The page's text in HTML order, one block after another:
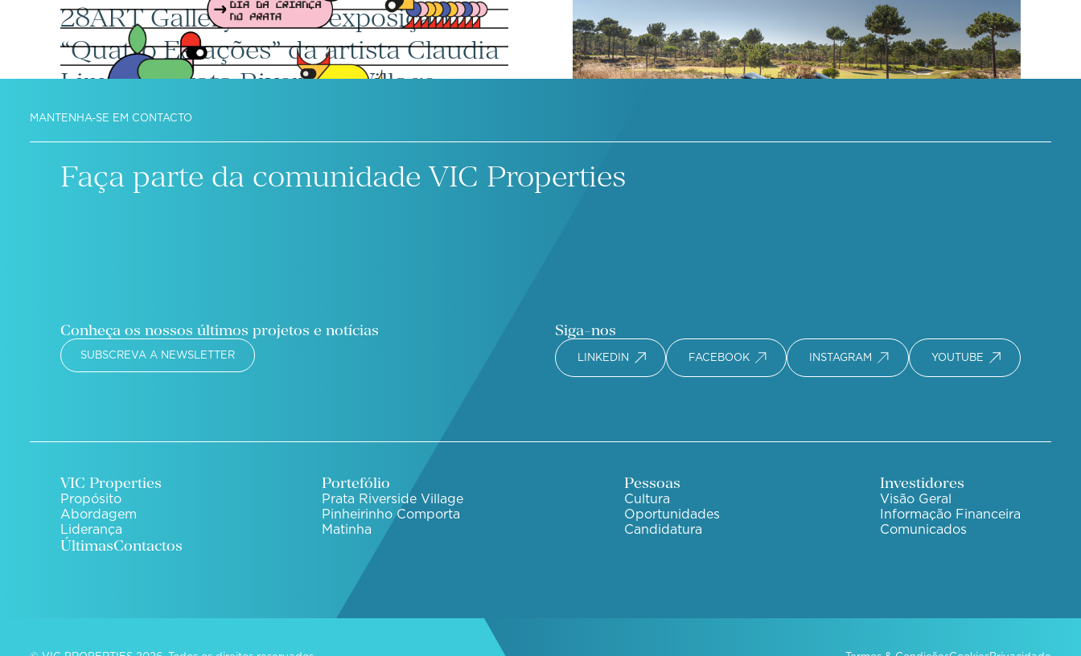
Prata Riverside Village vence prémio
de melhor projeto de retalho do GRI
28ART Gallery acolhe exposição
“Quatro Estações” da artista Claudia
Lima no Prata Riverside Village
Parceria de alta performance:
VIC Properties acolhe 2ª edição do
MANTENHA-SE EM CONTACTO
Faça parte da comunidade VIC Properties
Conheça os nossos últimos projetos e notícias
SUBSCREVA A NEWSLETTER
Siga-nos
LINKEDIN FACEBOOK INSTAGRAM YOUTUBE
VIC Properties
Propósito
Abordagem
Liderança
Portefólio
Prata Riverside Village
Pinheirinho Comporta
Matinha
Pessoas
Cultura
Oportunidades
Candidatura
Investidores
Visão Geral
Informação Financeira
Comunicados
ÚltimasContactos